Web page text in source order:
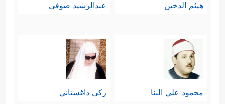
هيثم الدخين عبدالرشيد صوفي
محمود علي البنا زكي داغستاني